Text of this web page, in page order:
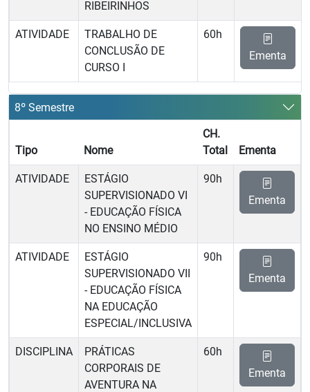
RIBEIRINHOS
ATIVIDADE
TRABALHO DE
CONCLUSÃO DE
CURSO I
60h
Ementa
8º Semestre
Tipo Nome
CH.
Total
Ementa
ATIVIDADE
ESTÁGIO
SUPERVISIONADO VI
- EDUCAÇÃO FÍSICA
NO ENSINO MÉDIO
90h
Ementa
ATIVIDADE
ESTÁGIO
SUPERVISIONADO VII
- EDUCAÇÃO FÍSICA
NA EDUCAÇÃO
ESPECIAL/INCLUSIVA
90h
Ementa
DISCIPLINA
PRÁTICAS
CORPORAIS DE
AVENTURA NA
60h
Ementa